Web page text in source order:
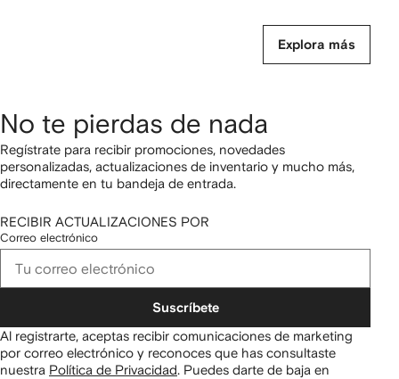
Explora más
No te pierdas de nada
Regístrate para recibir promociones, novedades
personalizadas, actualizaciones de inventario y mucho más,
directamente en tu bandeja de entrada.
RECIBIR ACTUALIZACIONES POR
Correo electrónico
Suscríbete
Al registrarte, aceptas recibir comunicaciones de marketing
por correo electrónico y reconoces que has consultaste
nuestra Política de Privacidad. Puedes darte de baja en